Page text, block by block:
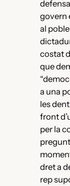
govern
al
costat
que
a una
les
front
per la
dret a
rep